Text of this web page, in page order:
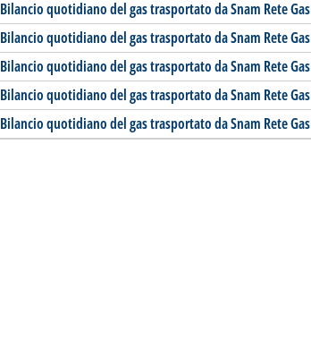
Bilancio quotidiano del gas trasportato da Snam Rete Gas
Bilancio quotidiano del gas trasportato da Snam Rete Gas
Bilancio quotidiano del gas trasportato da Snam Rete Gas
Bilancio quotidiano del gas trasportato da Snam Rete Gas
Bilancio quotidiano del gas trasportato da Snam Rete Gas